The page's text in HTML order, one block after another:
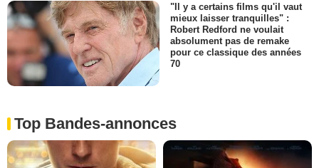
"Il y a certains films qu'il vaut
mieux laisser tranquilles" :
Robert Redford ne voulait
absolument pas de remake
pour ce classique des années
70
Top Bandes-annonces